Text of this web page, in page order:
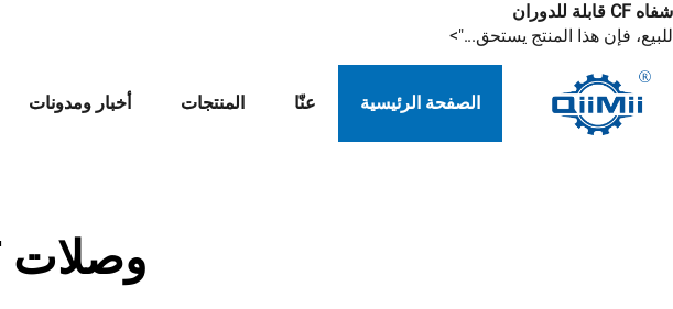
شفاه CF قابلة للدوران
للبيع، فإن هذا المنتج يستحق...">
الصفحة الرئيسية عنّا المنتجات أخبار ومدونات
وصلات CF مثقبة دوارة